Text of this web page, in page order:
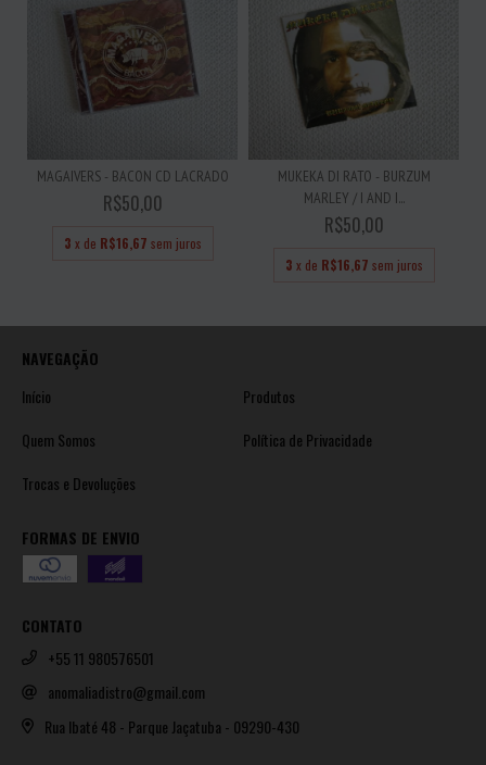
MAGAIVERS - BACON CD LACRADO
R$50,00
3 x de R$16,67 sem juros
MUKEKA DI RATO - BURZUM
MARLEY / I AND I...
R$50,00
3 x de R$16,67 sem juros
NAVEGAÇÃO
Início
Produtos
Quem Somos
Política de Privacidade
Trocas e Devoluções
FORMAS DE ENVIO
CONTATO
+55 11 980576501
anomaliadistro@gmail.com
Rua Ibaté 48 - Parque Jaçatuba - 09290-430